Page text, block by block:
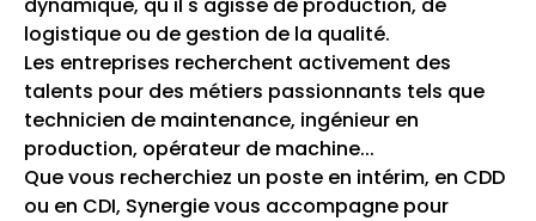
logistique ou de gestion de la qualité.
Les entreprises recherchent activement des
talents pour des métiers passionnants tels que
technicien de maintenance, ingénieur en
production, opérateur de machine...
Que vous recherchiez un poste en intérim, en CDD
ou en CDI, Synergie vous accompagne pour